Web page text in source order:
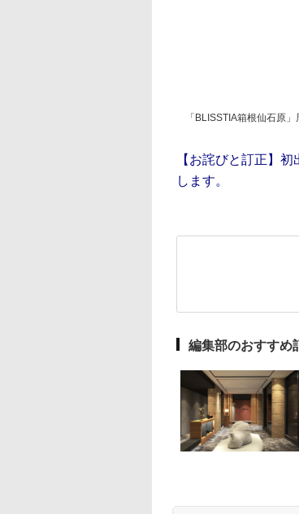
「BLISSTIA箱根仙石原」
【お詫びと訂正】
します。
編集部のおすすめ